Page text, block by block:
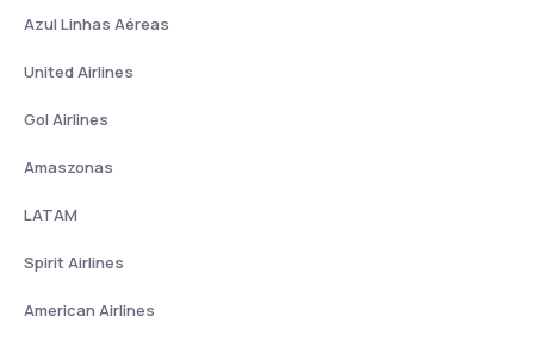
Azul Linhas Aéreas
United Airlines
Gol Airlines
Amaszonas
LATAM
Spirit Airlines
American Airlines